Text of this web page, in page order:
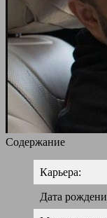
Содержание
Карьера:
Дата